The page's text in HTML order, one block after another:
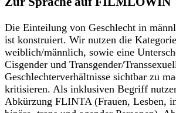
Die Einteilung von Geschlecht in
ist konstruiert. Wir nutzen die
weiblich/männlich, sowie eine
Cisgender und Transgender/
Geschlechterverhältnisse sichtbar zu
kritisieren. Als inklusiven Begriff
Abkürzung FLINTA (Frauen, Lesben,